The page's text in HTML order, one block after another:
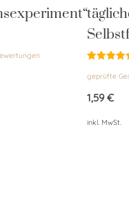
mit
von 5
geprüfte
1,59€
inkl. MwSt.